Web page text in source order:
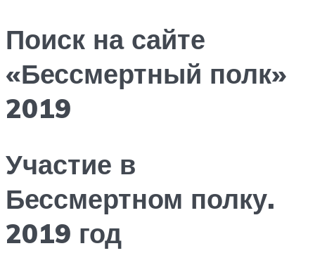
Поиск на сайте
«Бессмертный полк»
2019
Участие в
Бессмертном полку.
2019 год